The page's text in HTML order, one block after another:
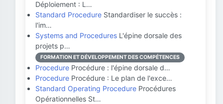
Déploiement : L…
Standard Procedure Standardiser le succès :
l'im…
Systems and Procedures L'épine dorsale des
projets p…
FORMATION ET DÉVELOPPEMENT DES COMPÉTENCES
Procedure Procédure : l'épine dorsale d…
Procedure Procédure : Le plan de l'exce…
Standard Operating Procedure Procédures
Opérationnelles St…